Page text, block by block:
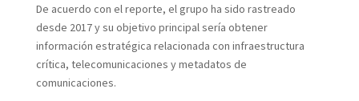
De acuerdo con el reporte, el grupo ha sido rastreado
desde 2017 y su objetivo principal sería obtener
información estratégica relacionada con infraestructura
crítica, telecomunicaciones y metadatos de
comunicaciones.